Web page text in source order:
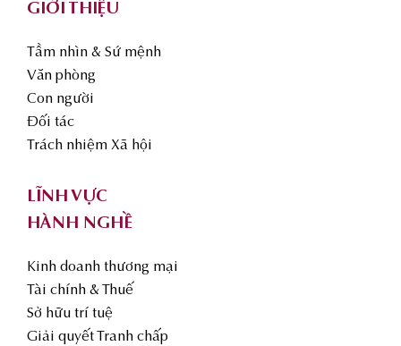
GIỚI THIỆU
Tầm nhìn & Sứ mệnh
Văn phòng
Con người
Đối tác
Trách nhiệm Xã hội
LĨNH VỰC
HÀNH NGHỀ
Kinh doanh thương mại
Tài chính & Thuế
Sở hữu trí tuệ
Giải quyết Tranh chấp